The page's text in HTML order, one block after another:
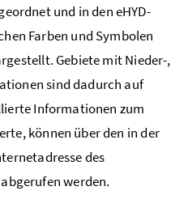
und in deneHYD-
Farben und Symbolen
Gebiete mit Nieder-,
sind dadurch auf
Informationen zum
können über den in der
des
werden.